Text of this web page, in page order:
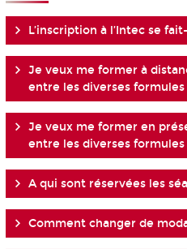
L’inscription à l’Intec se
Je veux me former à
entre les diverses
Je veux me former en
entre les diverses formules
A qui sont réservées les
Comment changer de